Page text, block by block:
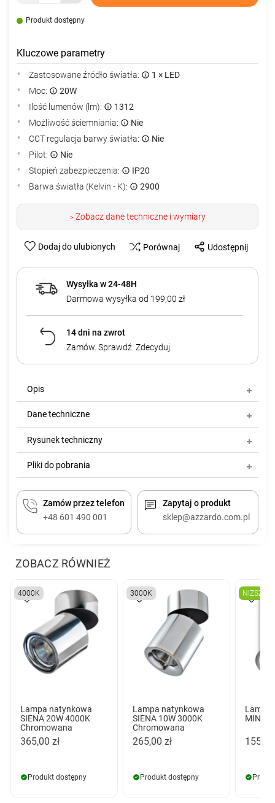
Produkt dostępny
Kluczowe parametry
Zastosowane źródło światła:
1 × LED
Moc:
20W
Ilość lumenów (lm):
1312
Możliwość ściemniania:
Nie
CCT regulacja barwy światła:
Nie
Pilot:
Nie
Stopień zabezpieczenia:
IP20
Barwa światła (Kelvin - K):
2900
>Zobacz dane techniczne i wymiary
Dodaj do ulubionych Porównaj Udostępnij
Wysyłka w 24-48H
Darmowa wysyłka od 199,00 zł
14 dni na zwrot
Zamów. Sprawdź. Zdecyduj.
Opis
Dane techniczne
Rysunek techniczny
Pliki do pobrania
Zamów przez telefon
+48 601 490 001
Zapytaj o produkt
sklep@azzardo.com.pl
ZOBACZ RÓWNIEŻ
4000K
Lampa natynkowa
SIENA 20W 4000K
Chromowana
365,00 zł
Produkt dostępny
3000K
Lampa natynkowa
SIENA 10W 3000K
Chromowana
265,00 zł
Produkt dostępny
NIŻSZA
Lampa
MINI
155,00